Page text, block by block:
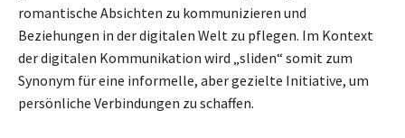
romantische Absichten zu kommunizieren und
Beziehungen in der digitalen Welt zu pflegen. Im Kontext
der digitalen Kommunikation wird „sliden“ somit zum
Synonym für eine informelle, aber gezielte Initiative, um
persönliche Verbindungen zu schaffen.